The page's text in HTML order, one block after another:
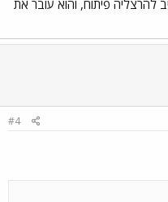
אביב להרצליה פיתוח, והוא עובר את
#4